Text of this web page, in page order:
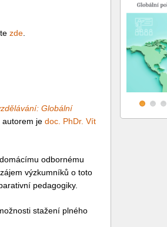
zde.
Globální
autorem je doc. PhDr. Vít
odbornému
výzkumníků o toto
pedagogiky.
stažení plného